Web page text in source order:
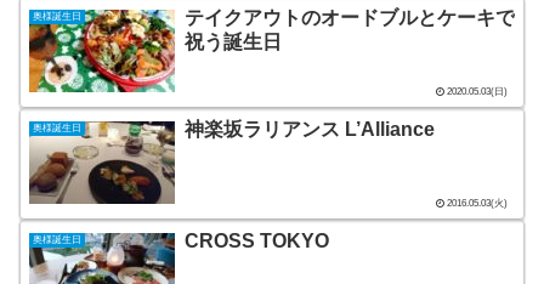
奥様誕生日
テイクアウトのオードブルとケーキで
祝う誕生日
2020.05.03(日)
奥様誕生日 神楽坂ラリアンス L’Alliance
2016.05.03(火)
奥様誕生日 CROSS TOKYO